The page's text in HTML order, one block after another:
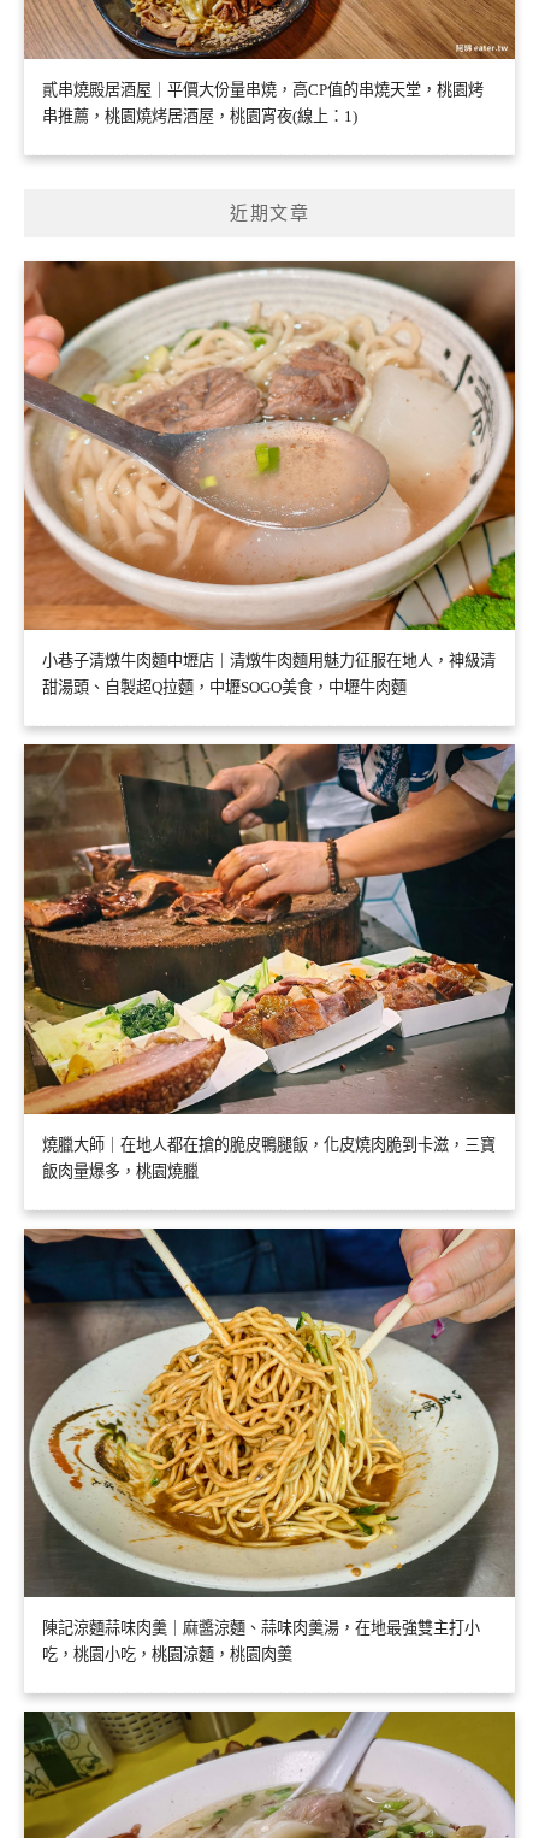
貳串燒殿居酒屋｜平價大份量串燒，高CP值的串燒天堂，桃園烤
串推薦，桃園燒烤居酒屋，桃園宵夜(線上：1)
近期文章
小巷子清燉牛肉麵中壢店｜清燉牛肉麵用魅力征服在地人，神級清
甜湯頭、自製超Q拉麵，中壢SOGO美食，中壢牛肉麵
燒臘大師｜在地人都在搶的脆皮鴨腿飯，化皮燒肉脆到卡滋，三寶
飯肉量爆多，桃園燒臘
陳記涼麵蒜味肉羹｜麻醬涼麵、蒜味肉羹湯，在地最強雙主打小
吃，桃園小吃，桃園涼麵，桃園肉羹